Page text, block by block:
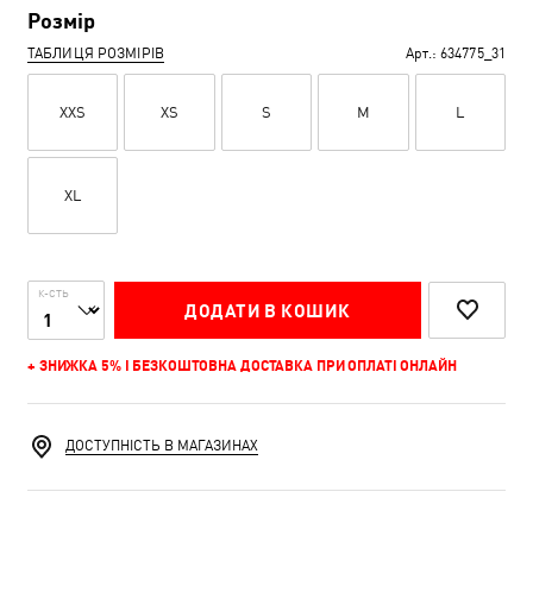
Розмір
ТАБЛИЦЯ РОЗМІРІВ Арт.: 634775_31
XXS XS S M L
XL
К-СТЬ
ДОДАТИ В КОШИК
+ ЗНИЖКА 5% І БЕЗКОШТОВНА ДОСТАВКА ПРИ ОПЛАТІ ОНЛАЙН
ДОСТУПНІСТЬ В МАГАЗИНАХ